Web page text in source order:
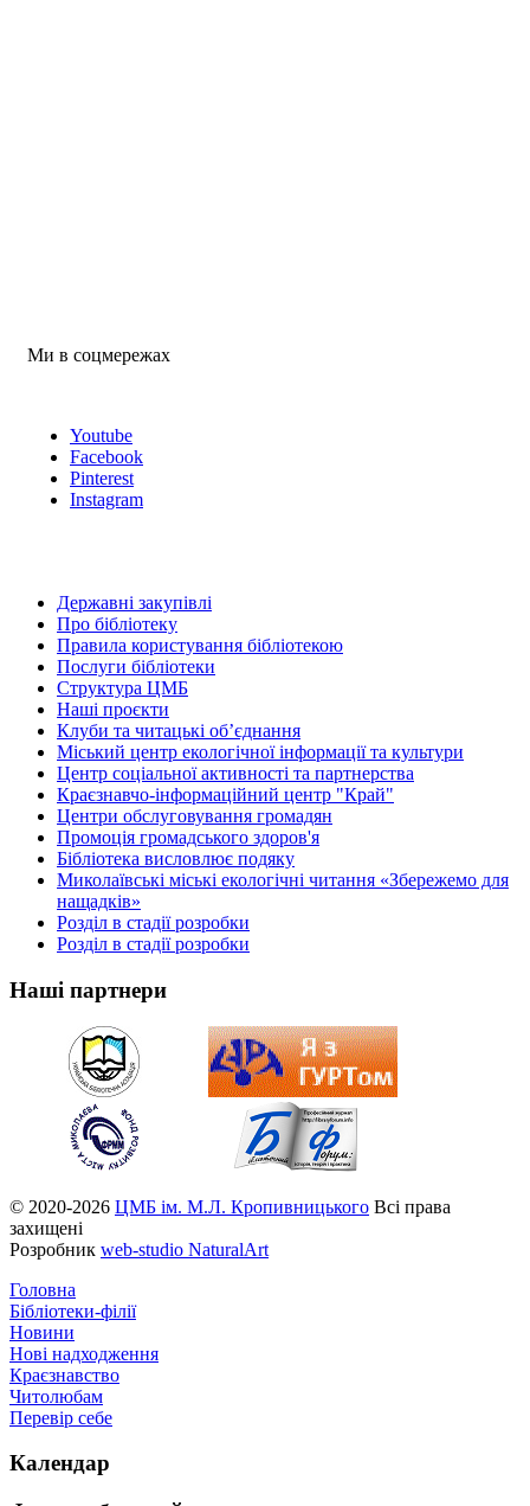
Ми в соцмережах
Youtube
Facebook
Pinterest
Instagram
Державні закупівлі
Про бібліотеку
Правила користування бібліотекою
Послуги бібліотеки
Структура ЦМБ
Наші проєкти
Клуби та читацькі об’єднання
Міський центр екологічної інформації та культури
Центр соціальної активності та партнерства
Краєзнавчо-інформаційний центр "Край"
Центри обслуговування громадян
Промоція громадського здоров'я
Бібліотека висловлює подяку
Миколаївські міські екологічні читання «Збережемо для
нащадків»
Розділ в стадії розробки
Розділ в стадії розробки
Наші партнери
© 2020-2026 ЦМБ ім. М.Л. Кропивницького Всі права
захищені
Розробник web-studio NaturalArt
Головна
Бібліотеки-філії
Новини
Нові надходження
Краєзнавство
Читолюбам
Перевір себе
Календар